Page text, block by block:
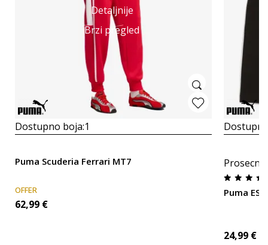
Detaljnije
Brzi pregled
Dostupno boja:1
Puma Scuderia Ferrari MT7
OFFER
62,99 €
Puma
24,99 €